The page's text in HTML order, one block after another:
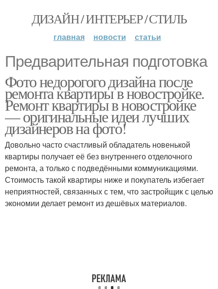
ДИЗАЙН / ИНТЕРЬЕР / СТИЛЬ
главная новости статьи
Предварительная подготовка
Фото недорогого дизайна после
ремонта квартиры в новостройке.
Ремонт квартиры в новостройке
— оригинальные идеи лучших
дизайнеров на фото!
Довольно часто счастливый обладатель новенькой
квартиры получает её без внутреннего отделочного
ремонта, а только с подведёнными коммуникациями.
Стоимость такой квартиры ниже и покупатель избегает
неприятностей, связанных с тем, что застройщик с целью
экономии делает ремонт из дешёвых материалов.